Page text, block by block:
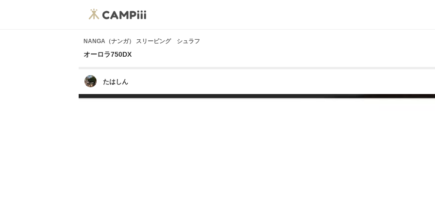
NANGA（ナンガ） スリーピング シュラフ
オーロラ750DX
たはしん